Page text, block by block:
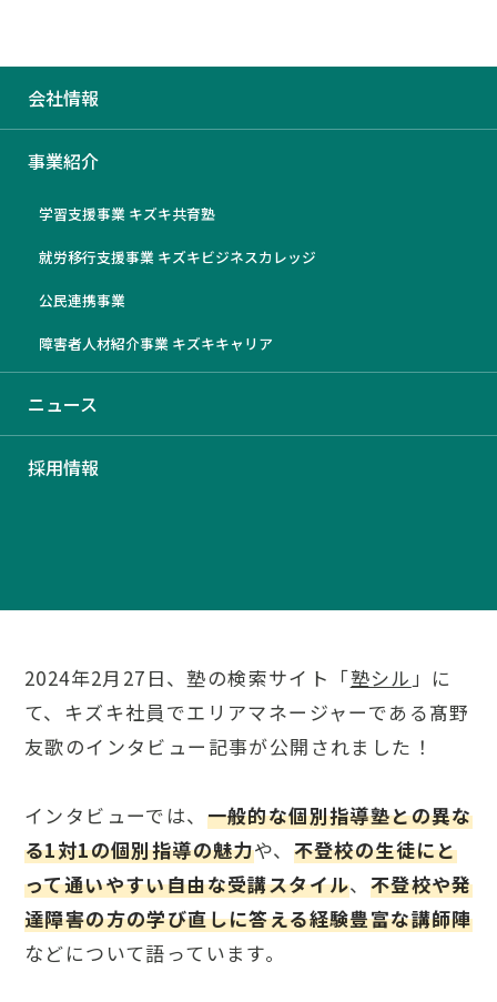
会社情報
事業紹介
学習支援事業 キズキ共育塾
就労移行支援事業 キズキビジネスカレッジ
公民連携事業
障害者人材紹介事業 キズキキャリア
ニュース
採用情報
塾の検索サイト「塾シル」に
て、キズキ社員・髙野友歌のイ
ンタビューが掲載されました
2024/3/22
2024年2月27日、塾の検索サイト「塾シル」に
て、キズキ社員でエリアマネージャーである髙野
友歌のインタビュー記事が公開されました！
インタビューでは、 一般的な個別指導塾との異な
る1対1の個別指導の魅力や、 不登校の生徒にと
って通いやすい自由な受講スタイル、 不登校や発
達障害の方の学び直しに答える経験豊富な講師陣
などについて語っています。